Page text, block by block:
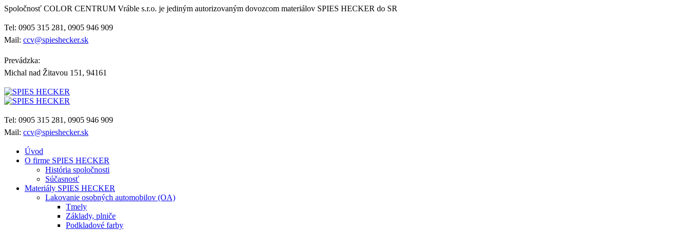
Spoločnosť COLOR CENTRUM Vráble s.r.o. je jediným autorizovaným dovozcom materiálov SPIES HECKER do SR
Tel: 0905 315 281, 0905 946 909
Mail: ccv@spieshecker.sk
Prevádzka:
Michal nad Žitavou 151, 94161
Tel: 0905 315 281, 0905 946 909
Mail: ccv@spieshecker.sk
Úvod
O firme SPIES HECKER
História spoločnosti
Súčasnosť
Materiály SPIES HECKER
Lakovanie osobných automobilov (OA)
Tmely
Základy, plniče
Podkladové farby